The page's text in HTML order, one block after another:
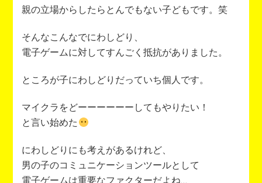
親の立場からしたらとんでもない子どもです。笑
そんなこんなでにわしどり、
電子ゲームに対してすんごく抵抗がありました。
ところが子にわしどりだっていち個人です。
マイクラをどーーーーーーしてもやりたい！
と言い始めた
にわしどりにも考えがあるけれど、
男の子のコミュニケーションツールとして